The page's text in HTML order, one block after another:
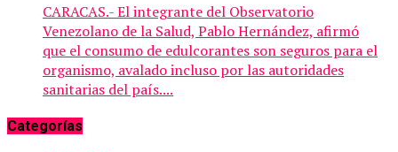
CARACAS.- El integrante del Observatorio
Venezolano de la Salud, Pablo Hernández, afirmó
que el consumo de edulcorantes son seguros para el
organismo, avalado incluso por las autoridades
sanitarias del país....
Categorías